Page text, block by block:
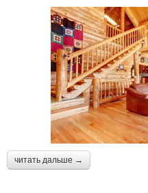
читать дальше →